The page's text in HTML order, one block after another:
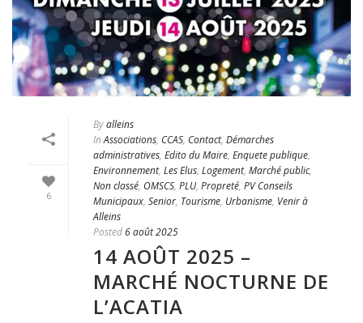
6
Byalleins
In Associations, CCAS, Contact, Démarches
administratives, Edito du Maire, Enquete publique,
Environnement, Les Elus, Logement, Marché public,
Non classé, OMSCS, PLU, Propreté, PV Conseils
Municipaux, Senior, Tourisme, Urbanisme, Venir à
Alleins
Posted6 août 2025
14 AOÛT 2025 –
MARCHÉ NOCTURNE DE
L’ACATIA